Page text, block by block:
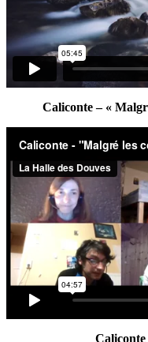
Caliconte – «
Caliconte